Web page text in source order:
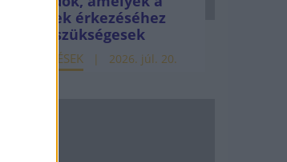
pénzek érkezéséhez
még szükségesek
ELEMZÉSEK 2026. júl. 20.